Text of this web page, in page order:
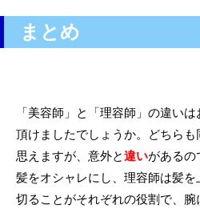
まとめ
「美容師」と「理容師」の違いは
頂けましたでしょうか。どちらも
思えますが、意外と違いがあるの
髪をオシャレにし、理容師は髪を
切ることがそれぞれの役割で、腕